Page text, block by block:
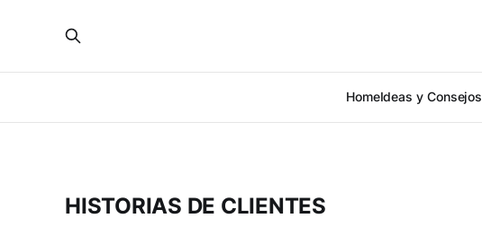
HomeIdeas y Consejos
HISTORIAS DE CLIENTES